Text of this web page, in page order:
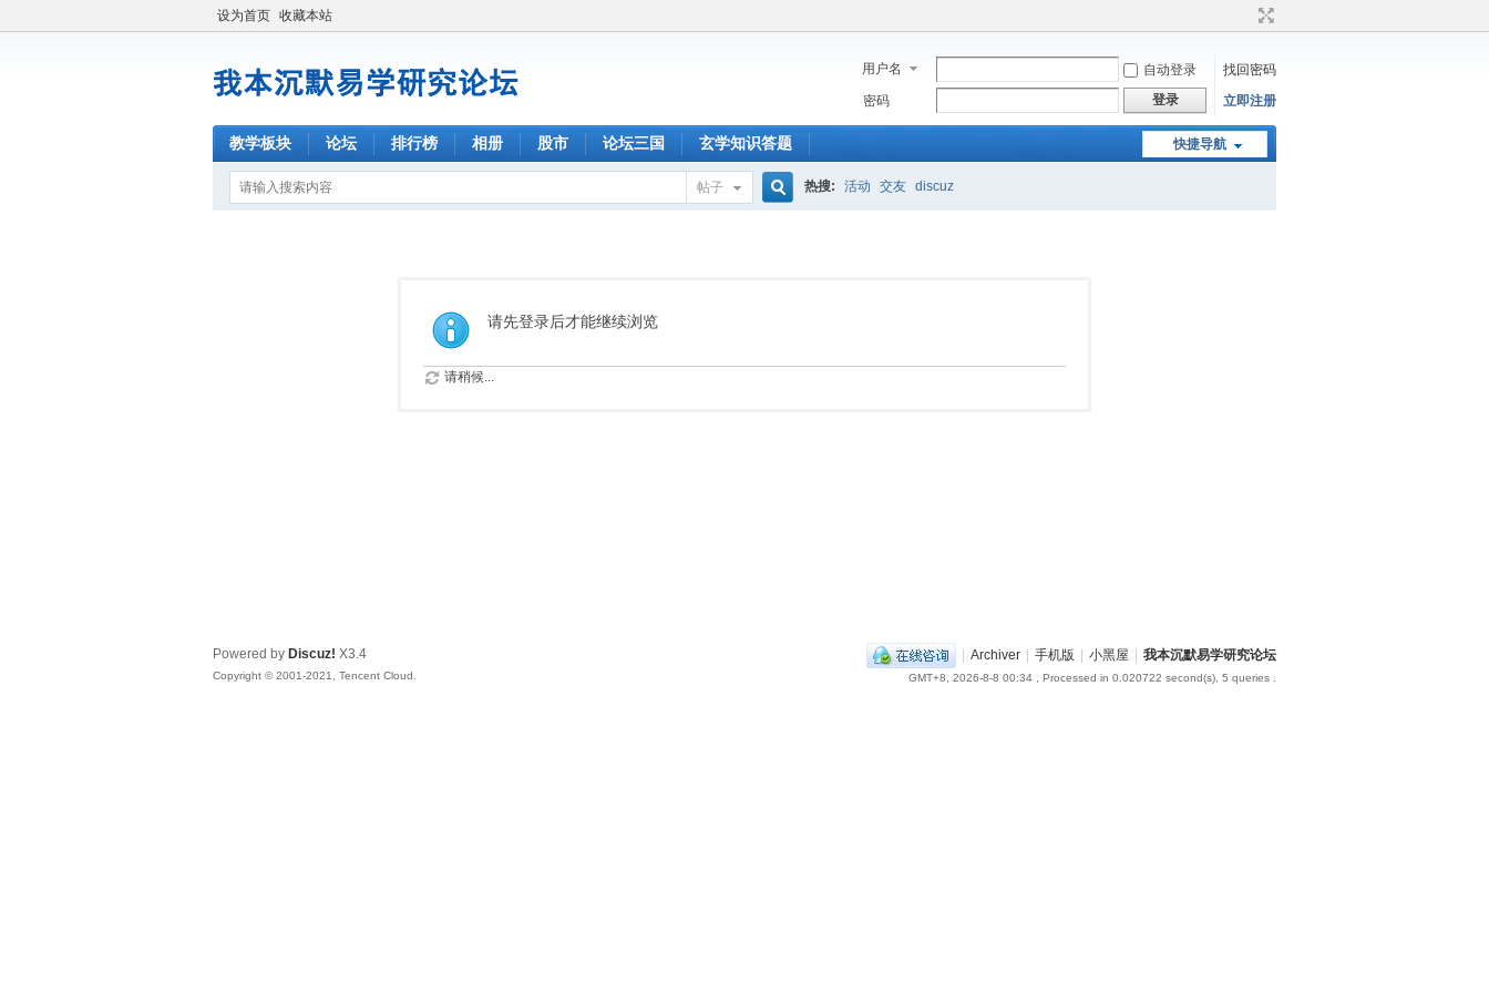
设为首页 收藏本站
用户名 自动登录
找回密码
密码
登录 立即注册
快捷导航
教学板块 论坛 排行榜 相册 股市 论坛三国 玄学知识答题
帖子 热搜: 活动 交友 discuz
请先登录后才能继续浏览
请稍候...
| Archiver | 手机版 | 小黑屋 | 我本沉默易学研究论坛
GMT+8, 2026-8-8 00:34 , Processed in 0.020722 second(s), 5 queries .
Powered by Discuz! X3.4
Copyright © 2001-2021, Tencent Cloud.